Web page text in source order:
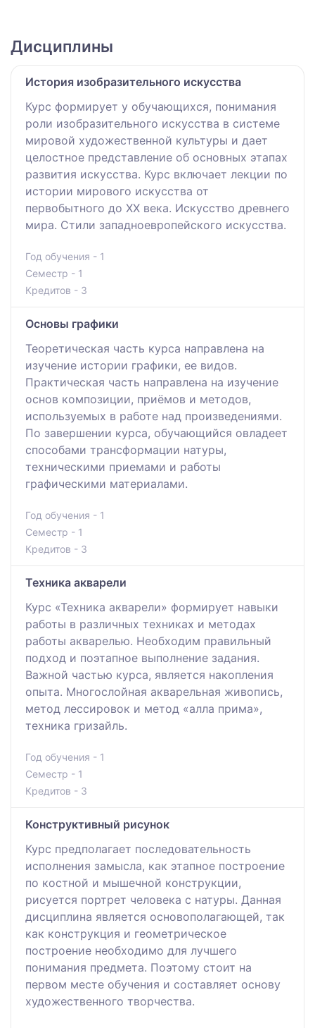
Дисциплины
История изобразительного искусства
Курс формирует у обучающихся, понимания
роли изобразительного искусства в системе
мировой художественной культуры и дает
целостное представление об основных этапах
развития искусства. Курс включает лекции по
истории мирового искусства от
первобытного до ХХ века. Искусство древнего
мира. Стили западноевропейского искусства.
Год обучения - 1
Семестр - 1
Кредитов - 3
Основы графики
Теоретическая часть курса направлена на
изучение истории графики, ее видов.
Практическая часть направлена на изучение
основ композиции, приёмов и методов,
используемых в работе над произведениями.
По завершении курса, обучающийся овладеет
способами трансформации натуры,
техническими приемами и работы
графическими материалами.
Год обучения - 1
Семестр - 1
Кредитов - 3
Техника акварели
Курс «Техника акварели» формирует навыки
работы в различных техниках и методах
работы акварелью. Необходим правильный
подход и поэтапное выполнение задания.
Важной частью курса, является накопления
опыта. Многослойная акварельная живопись,
метод лессировок и метод «алла прима»,
техника гризайль.
Год обучения - 1
Семестр - 1
Кредитов - 3
Конструктивный рисунок
Курс предполагает последовательность
исполнения замысла, как этапное построение
по костной и мышечной конструкции,
рисуется портрет человека с натуры. Данная
дисциплина является основополагающей, так
как конструкция и геометрическое
построение необходимо для лучшего
понимания предмета. Поэтому стоит на
первом месте обучения и составляет основу
художественного творчества.